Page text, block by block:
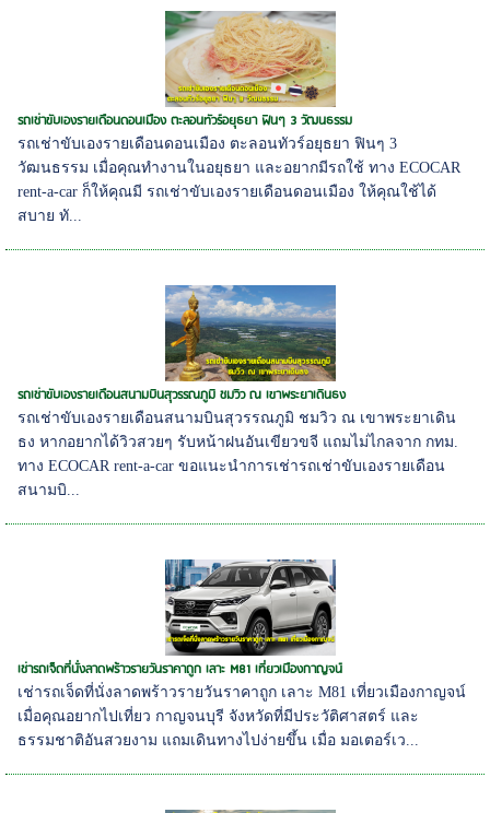
รถเช่าขับเองรายเดือนดอนเมือง ตะลอนทัวร์อยุธยา ฟินๆ 3 วัฒนธรรม
รถเช่าขับเองรายเดือนดอนเมือง ตะลอนทัวร์อยุธยา ฟินๆ 3
วัฒนธรรม เมื่อคุณทำงานในอยุธยา และอยากมีรถใช้ ทาง ECOCAR
rent-a-car ก็ให้คุณมี รถเช่าขับเองรายเดือนดอนเมือง ให้คุณใช้ได้
สบาย ทั...
รถเช่าขับเองรายเดือนสนามบินสุวรรณภูมิ ชมวิว ณ เขาพระยาเดินธง
รถเช่าขับเองรายเดือนสนามบินสุวรรณภูมิ ชมวิว ณ เขาพระยาเดิน
ธง หากอยากได้วิวสวยๆ รับหน้าฝนอันเขียวขจี แถมไม่ไกลจาก กทม.
ทาง ECOCAR rent-a-car ขอแนะนำการเช่ารถเช่าขับเองรายเดือน
สนามบิ...
เช่ารถเจ็ดที่นั่งลาดพร้าวรายวันราคาถูก เลาะ M81 เที่ยวเมืองกาญจน์
เช่ารถเจ็ดที่นั่งลาดพร้าวรายวันราคาถูก เลาะ M81 เที่ยวเมืองกาญจน์
เมื่อคุณอยากไปเที่ยว กาญจนบุรี จังหวัดที่มีประวัติศาสตร์ และ
ธรรมชาติอันสวยงาม แถมเดินทางไปง่ายขึ้น เมื่อ มอเตอร์เว...